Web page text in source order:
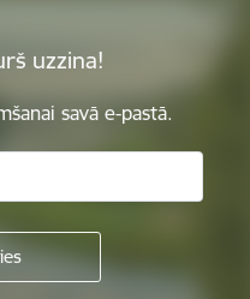
uzzina!
savā e-pastā.